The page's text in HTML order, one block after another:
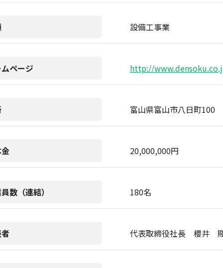
設備工事業
ページ http://
富山県富山市八日町100
20,000,000円
数（連結） 180名
代表取締役社長 櫻井